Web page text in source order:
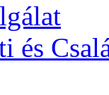
és